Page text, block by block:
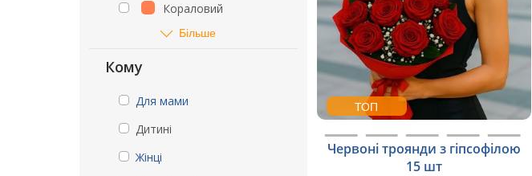
Кораловий
Більше
Кому
Для мами
Дитині
Жінці
ТОП
Червоні троянди з гіпсофілою
15 шт